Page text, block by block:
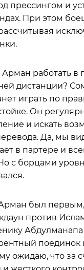
прессингом и
При этом
Арман работать
дистанции?
играть по
Он
и искать
Да, мы
в партере и
с борцами
был первым,
против
поединок
ожидаю, что за